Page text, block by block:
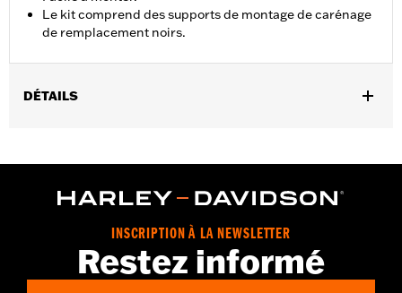
Le kit comprend des supports de montage de carénage
de remplacement noirs.
DÉTAILS
remplacement en noir.
Instructions d’installation
Chaque
Dans la boîte:Protection moteur, matériel de montage requis,
supports de montage de carénage de remplacement
INSCRIPTION À LA NEWSLETTER
Restez informé